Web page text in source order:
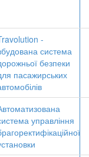
-
система
безпеки
пасажирських
управління